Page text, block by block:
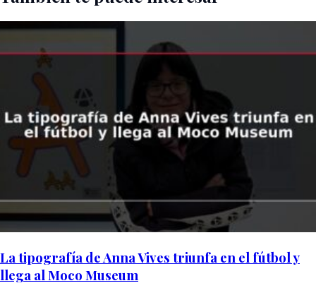
La tipografía de Anna Vives triunfa en el fútbol y
llega al Moco Museum